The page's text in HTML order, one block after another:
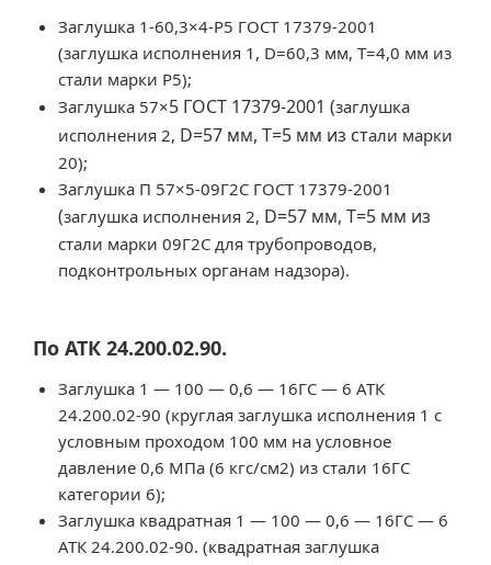
Заглушка 1-60,3×4-Р5 ГОСТ 17379-2001
(заглушка исполнения 1, D=60,3 мм, T=4,0 мм из
стали марки Р5);
Заглушка 57×5 ГОСТ 17379-2001 (заглушка
исполнения 2, D=57 мм, T=5 мм из стали марки
20);
Заглушка П 57×5-09Г2С ГОСТ 17379-2001
(заглушка исполнения 2, D=57 мм, T=5 мм из
стали марки 09Г2С для трубопроводов,
подконтрольных органам надзора).
По АТК 24.200.02.90.
Заглушка 1 — 100 — 0,6 — 16ГС — 6 АТК
24.200.02-90 (круглая заглушка исполнения 1 с
условным проходом 100 мм на условное
давление 0,6 МПа (6 кгс/см2) из стали 16ГС
категории 6);
Заглушка квадратная 1 — 100 — 0,6 — 16ГС — 6
АТК 24.200.02-90. (квадратная заглушка